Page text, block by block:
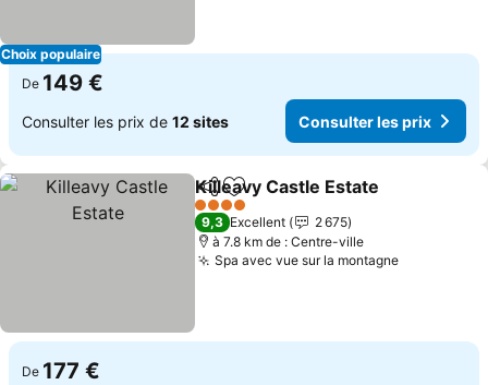
Choix populaire
De 149 €
Consulter les prix de 12 sites Consulter les prix
PartagerAjouter à mes favoris
Killeavy Castle Estate
4 Étoiles
9,3 Excellent
2 675
à 7.8 km de : Centre-ville
Spa avec vue sur la montagne
De 177 €